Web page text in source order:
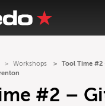
Workshops
Tool Time #2
#2 –